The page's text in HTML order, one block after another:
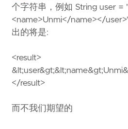
个字符串，例如 String user =
<name>Unmi</name></
出的将是:
<result>
</result>
而不我们期望的